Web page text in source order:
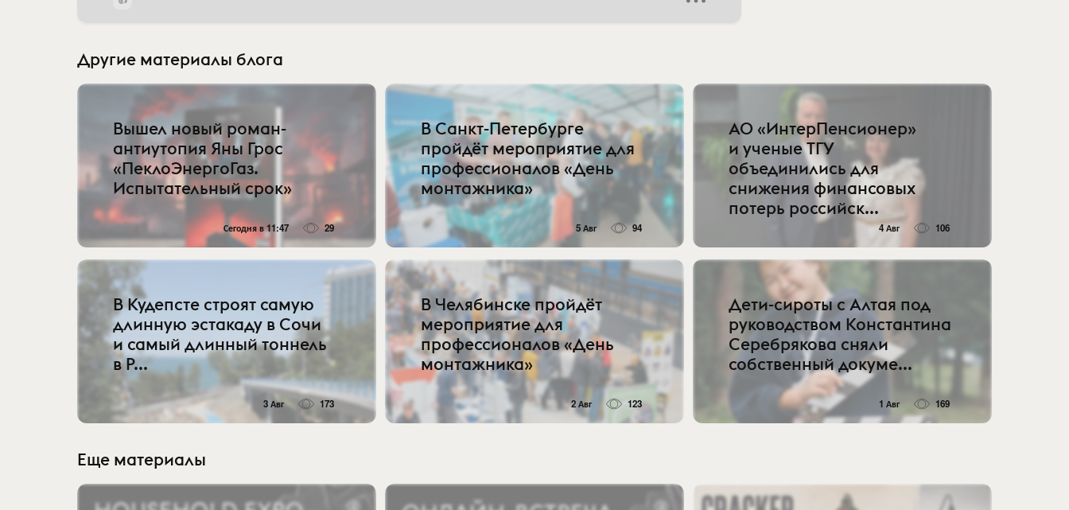
Другие материалы блога
Вышел новый роман-
антиутопия Яны Грос
«ПеклоЭнергоГаз.
Испытательный срок»
Сегодня в 11:47 29
В Санкт-Петербурге
пройдёт мероприятие для
профессионалов «День
монтажника»
5 Авг 94
АО «ИнтерПенсионер»
и ученые ТГУ
объединились для
снижения финансовых
потерь российск...
4 Авг 106
В Кудепсте строят самую
длинную эстакаду в Сочи
и самый длинный тоннель
в Р...
3 Авг 173
В Челябинске пройдёт
мероприятие для
профессионалов «День
монтажника»
2 Авг 123
Дети-сироты с Алтая под
руководством Константина
Серебрякова сняли
собственный докуме...
1 Авг 169
Еще материалы